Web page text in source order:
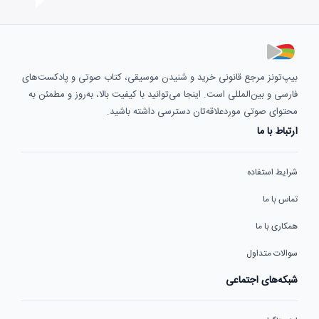
بیپ‌تونز مرجع قانونی خرید و شنیدن موسیقی، کتاب صوتی و پادکست‌های
فارسی و بین‌المللی است. اینجا می‌توانید با کیفیت بالا، به‌روز و مطمئن به
محتوای صوتی موردعلاقه‌تان دسترسی داشته باشید.
ارتباط با ما
شرایط استفاده
تماس با ما
همکاری با ما
سوالات متداول
شبکه‌های اجتماعی